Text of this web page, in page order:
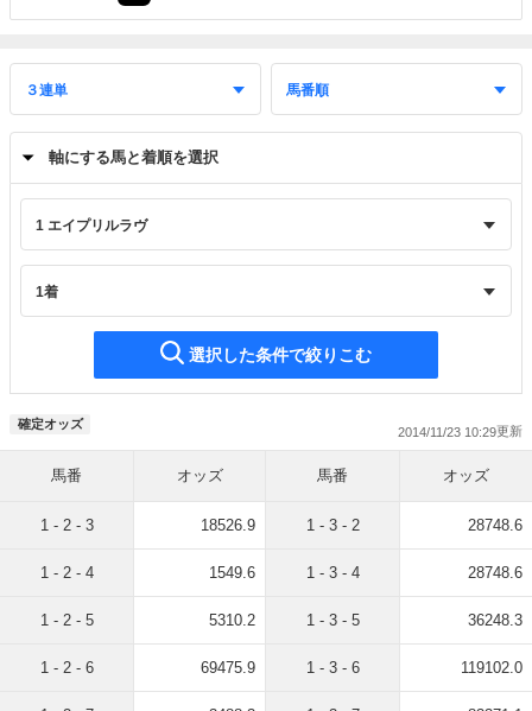
軸にする馬と着順を選択
選択した条件で絞りこむ
確定オッズ
2014/11/23 10:29
馬番 オッズ
1 - 2 - 3 18526.9
1 - 2 - 4 1549.6
1 - 2 - 5 5310.2
1 - 2 - 6 69475.9
馬番 オッズ
1 - 3 - 2 28748.6
1 - 3 - 4 28748.6
1 - 3 - 5 36248.3
1 - 3 - 6 119102.0